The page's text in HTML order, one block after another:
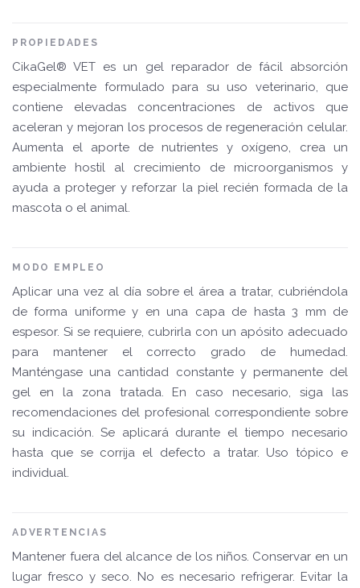
PROPIEDADES
CikaGel® VET es un gel reparador de fácil absorción
especialmente formulado para su uso veterinario, que
contiene elevadas concentraciones de activos que
aceleran y mejoran los procesos de regeneración celular.
Aumenta el aporte de nutrientes y oxígeno, crea un
ambiente hostil al crecimiento de microorganismos y
ayuda a proteger y reforzar la piel recién formada de la
mascota o el animal.
MODO EMPLEO
Aplicar una vez al día sobre el área a tratar, cubriéndola
de forma uniforme y en una capa de hasta 3 mm de
espesor. Si se requiere, cubrirla con un apósito adecuado
para mantener el correcto grado de humedad.
Manténgase una cantidad constante y permanente del
gel en la zona tratada. En caso necesario, siga las
recomendaciones del profesional correspondiente sobre
su indicación. Se aplicará durante el tiempo necesario
hasta que se corrija el defecto a tratar. Uso tópico e
individual.
ADVERTENCIAS
Mantener fuera del alcance de los niños. Conservar en un
lugar fresco y seco. No es necesario refrigerar. Evitar la